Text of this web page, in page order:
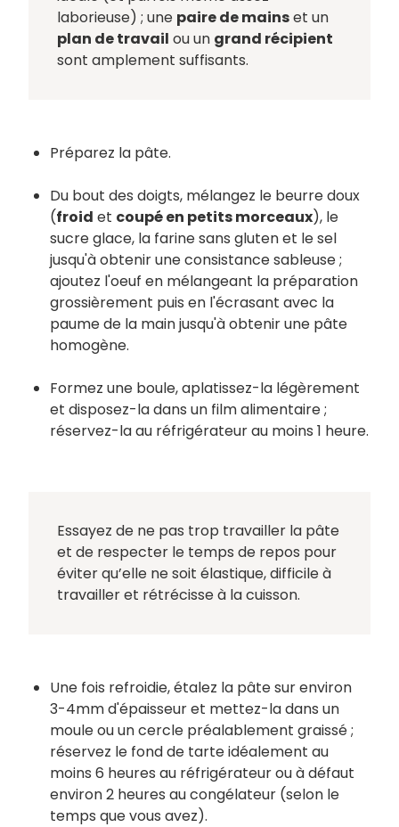
laborieuse) ; une paire de mainset un
plan de travail ou un grand récipient
sont amplement suffisants.
Préparez la pâte.
Du bout des doigts, mélangez le beurre doux
(froid et coupé en petits morceaux), le
sucre glace, la farine sans gluten et le sel
jusqu'à obtenir une consistance sableuse ;
ajoutez l'oeuf en mélangeant la préparation
grossièrement puis en l'écrasant avec la
paume de la main jusqu'à obtenir une pâte
homogène.
Formez une boule, aplatissez-la légèrement
et disposez-la dans un film alimentaire ;
réservez-la au réfrigérateur au moins 1 heure.
Essayez de ne pas trop travailler la pâte
et de respecter le temps de repos pour
éviter qu’elle ne soit élastique, difficile à
travailler et rétrécisse à la cuisson.
Une fois refroidie, étalez la pâte sur environ
3-4mm d'épaisseur et mettez-la dans un
moule ou un cercle préalablement graissé ;
réservez le fond de tarte idéalement au
moins 6 heures au réfrigérateur ou à défaut
environ 2 heures au congélateur (selon le
temps que vous avez).